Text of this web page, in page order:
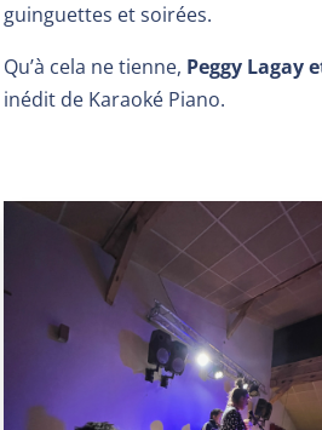
guinguettes et soirées.
Qu’à cela ne tienne, Peggy Lagay
inédit de Karaoké Piano.